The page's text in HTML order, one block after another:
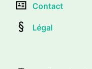
Contact
Légal